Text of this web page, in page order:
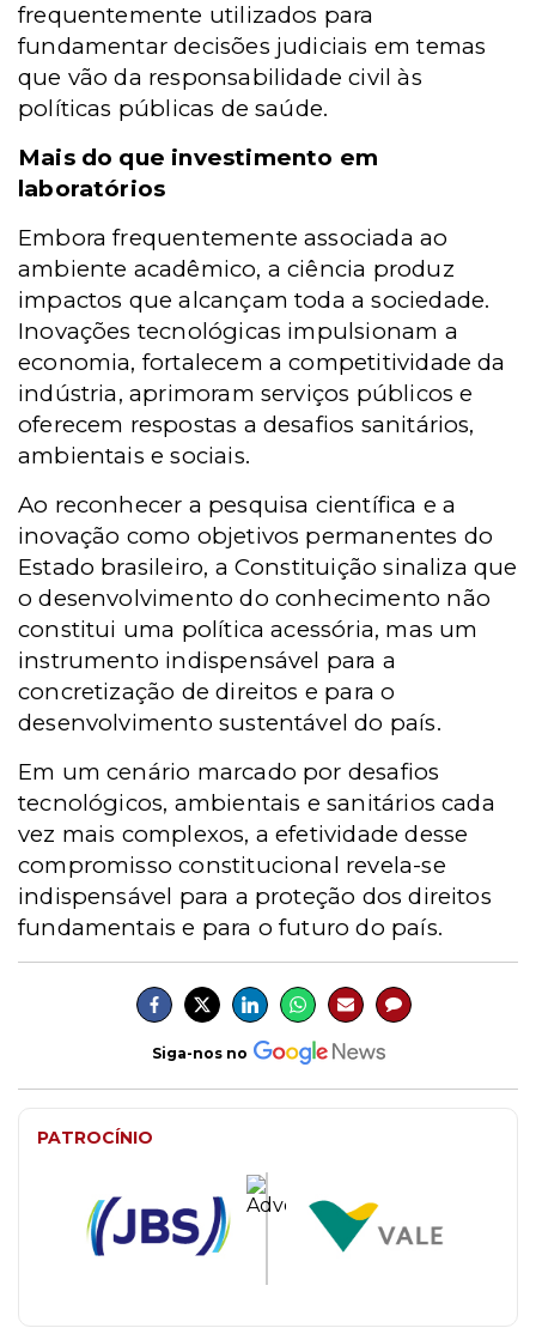
frequentemente utilizados para
fundamentar decisões judiciais em temas
que vão da responsabilidade civil às
políticas públicas de saúde.
Mais do que investimento em
laboratórios
Embora frequentemente associada ao
ambiente acadêmico, a ciência produz
impactos que alcançam toda a sociedade.
Inovações tecnológicas impulsionam a
economia, fortalecem a competitividade da
indústria, aprimoram serviços públicos e
oferecem respostas a desafios sanitários,
ambientais e sociais.
Ao reconhecer a pesquisa científica e a
inovação como objetivos permanentes do
Estado brasileiro, a Constituição sinaliza que
o desenvolvimento do conhecimento não
constitui uma política acessória, mas um
instrumento indispensável para a
concretização de direitos e para o
desenvolvimento sustentável do país.
Em um cenário marcado por desafios
tecnológicos, ambientais e sanitários cada
vez mais complexos, a efetividade desse
compromisso constitucional revela-se
indispensável para a proteção dos direitos
fundamentais e para o futuro do país.
Siga-nos no
PATROCÍNIO